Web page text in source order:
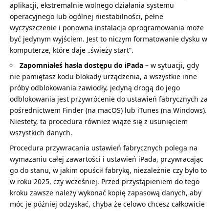
aplikacji, ekstremalnie wolnego działania systemu
operacyjnego lub ogólnej niestabilności, pełne
wyczyszczenie i ponowna instalacja oprogramowania może
być jedynym wyjściem. Jest to niczym formatowanie dysku w
komputerze, które daje „świeży start”.
Zapomniałeś hasła dostępu do iPada – w sytuacji, gdy
nie pamiętasz kodu blokady urządzenia, a wszystkie inne
próby odblokowania zawiodły, jedyną drogą do jego
odblokowania jest przywrócenie do ustawień fabrycznych za
pośrednictwem Finder (na macOS) lub iTunes (na Windows).
Niestety, ta procedura również wiąże się z usunięciem
wszystkich danych.
Procedura przywracania ustawień fabrycznych polega na
wymazaniu całej zawartości i ustawień iPada, przywracając
go do stanu, w jakim opuścił fabrykę, niezależnie czy było to
w roku 2025, czy wcześniej. Przed przystąpieniem do tego
kroku zawsze należy wykonać kopię zapasową danych, aby
móc je później odzyskać, chyba że celowo chcesz całkowicie